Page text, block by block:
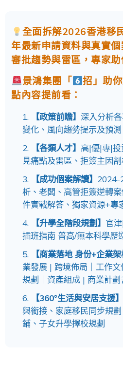
全面拆解2026香港移
年最新申請資料與真實
審批趨勢與雷區，專家助
景鴻集團「
招」助
點內容提前看：
【政策前瞻】 深入分析
變化、風向趨勢提示及預
【各類人才】 高|優|專|
見痛點及雷區、拒簽主因
【成功個案解讀】 2024-
析、老闆、高管拒簽逆轉
件實戰解答、獨家資源+專
【升學全階段規劃】 官
插班指南 普高/無本科學歷
【商業落地 身份+企業架
業發展 | 跨境佈局｜工作
規劃｜資產組成 | 商業計劃
【360°生活與安居支援】
與銜接、家庭移民同步規
鋪、子女升學擇校規劃